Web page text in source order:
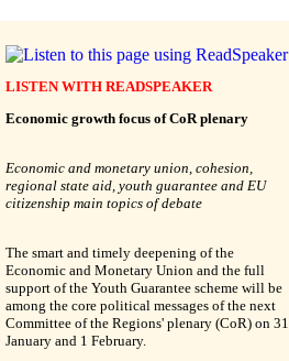
LISTEN WITH READSPEAKER
Economic growth focus of CoR plenary
Economic and monetary union, cohesion,
regional state aid, youth guarantee and EU
citizenship main topics of debate
The smart and timely deepening of the
Economic and Monetary Union and the full
support of the Youth Guarantee scheme will be
among the core political messages of the next
Committee of the Regions' plenary (CoR) on 31
January and 1 February.